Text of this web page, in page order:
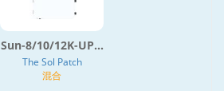
Sun-8/10/12K-UP...
The Sol Patch
混合